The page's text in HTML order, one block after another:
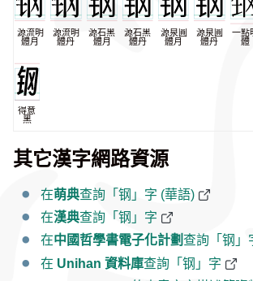
源流明
體月
源流明
體丹
源石黑
體月
源石黑
體丹
源泉圓
體月
源泉圓
體丹
一點
體
得意
黑
其它漢字網路資源
在萌典查詢「钢」字 (華語)
在漢典查詢「钢」字
在中國哲學書電子化計劃查詢「钢」
在 Unihan 資料庫查詢「钢」字